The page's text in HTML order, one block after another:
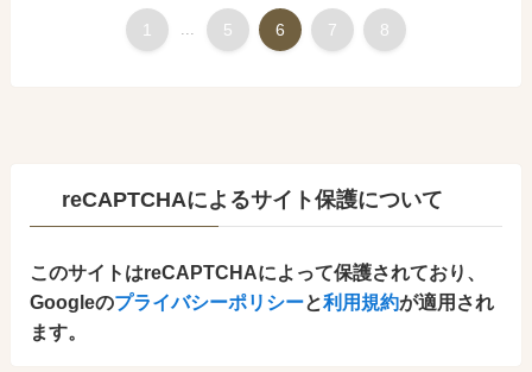
1 5 6 7 8
reCAPTCHAによるサイト保護について
このサイトはreCAPTCHAによって保護されており、
Googleのプライバシーポリシーと利用規約が適用され
ます。